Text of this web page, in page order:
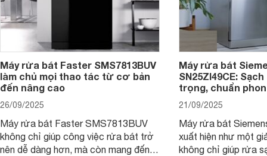
Máy rửa bát Faster SMS7813BUV
làm chủ mọi thao tác từ cơ bản
đến nâng cao
26/09/2025
Máy rửa bát Faster SMS7813BUV
không chỉ giúp công việc rửa bát trở
nên dễ dàng hơn, mà còn mang đến
Máy rửa bát
SN25ZI49CE:
trọng, chuẩn
21/09/2025
Máy rửa bát
xuất hiện như một
không chỉ giúp rửa